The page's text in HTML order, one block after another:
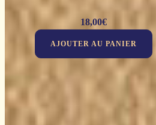
18,00€
AJOUTER AU PANIER